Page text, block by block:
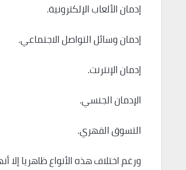
إدمان الألعاب الإلكترونية.
إدمان وسائل التواصل الاجتماعي.
إدمان الإنترنت.
الإدمان الجنسي.
التسوق القهري.
ورغم اختلاف هذه الأنواع ظاهريا